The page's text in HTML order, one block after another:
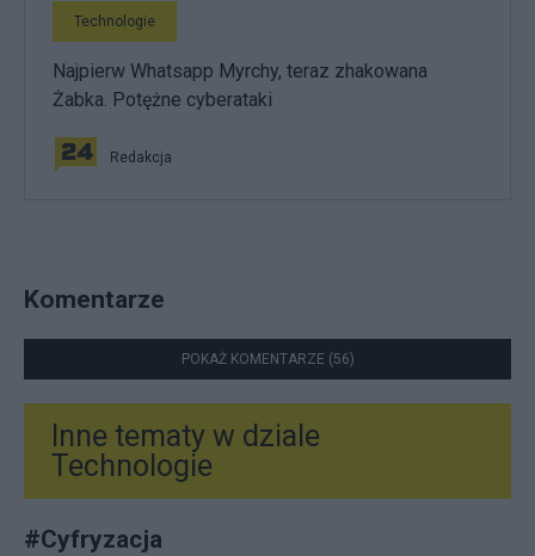
Technologie
Najpierw Whatsapp Myrchy, teraz zhakowana
Żabka. Potężne cyberataki
Redakcja
Komentarze
POKAŻ KOMENTARZE (56)
Inne tematy w dziale
Technologie
#Cyfryzacja